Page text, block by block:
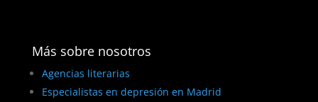
Más sobre nosotros
Agencias literarias
Especialistas en depresión en Madrid